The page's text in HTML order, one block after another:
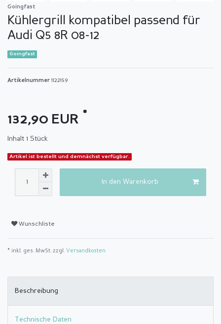
Goingfast
Kühlergrill kompatibel passend für
Audi Q5 8R 08-12
Goingfast
Artikelnummer 1122159
132,90 EUR *
Inhalt 1 Stück
Artikel ist bestellt und demnächst verfügbar.
In den Warenkorb
Wunschliste
* inkl. ges. MwSt. zzgl. Versandkosten
Beschreibung
Technische Daten